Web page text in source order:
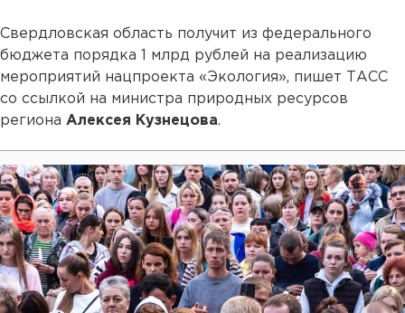
Свердловская область получит из федерального
бюджета порядка 1 млрд рублей на реализацию
мероприятий нацпроекта «Экология», пишет ТАСС
со ссылкой на министра природных ресурсов
региона Алексея Кузнецова.